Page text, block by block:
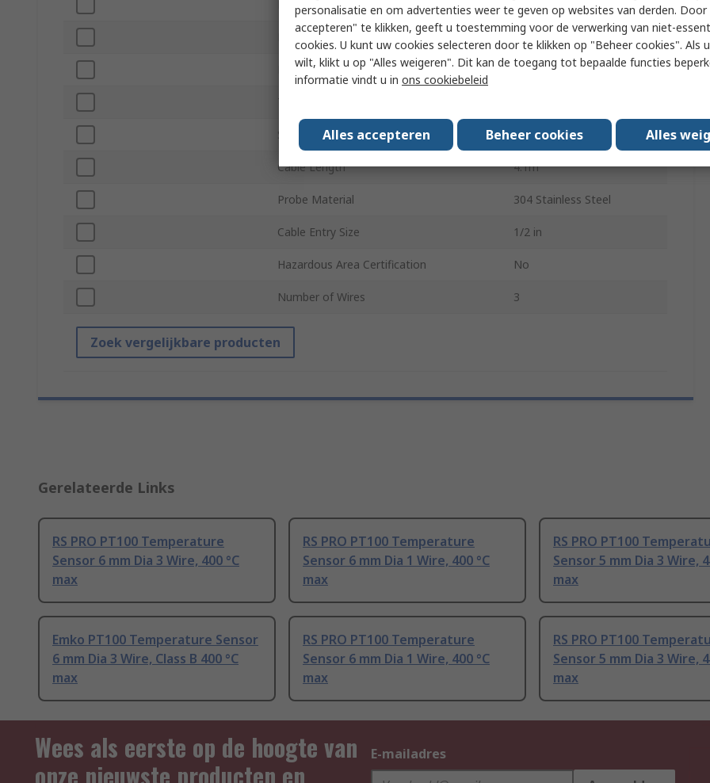
Probe Diameter 8mm
Minimum Temperature Sensed -50°C
Maximum Temperature Sensed 400°C
Termination Type
Series RTR-M08
Cable Length 4.1m
Probe Material 304 Stainless Steel
Cable Entry Size 1/2 in
Hazardous Area Certification No
Number of Wires 3
Zoek vergelijkbare producten
Gerelateerde Links
RS PRO PT100 Temperature
Sensor 6 mm Dia 3 Wire, 400 °C
max
RS PRO PT100 Temperature
Sensor 6 mm Dia 1 Wire, 400 °C
max
RS PRO PT100
Sensor 5 mm Dia 3 Wire,
max
Emko PT100 Temperature Sensor
6 mm Dia 3 Wire, Class B 400 °C
max
RS PRO PT100 Temperature
Sensor 6 mm Dia 1 Wire, 400 °C
max
RS PRO PT100
Sensor 5 mm Dia 3 Wire,
max
Wees als eerste op de hoogte van
onze nieuwste producten en
E-mailadres
personalisatie en om advertenties weer te geven op websites van derden. Door
accepteren" te klikken, geeft u toestemming voor de verwerking van niet-
cookies. U kunt uw cookies selecteren door te klikken op "Beheer cookies". Als
wilt, klikt u op "Alles weigeren". Dit kan de toegang tot bepaalde functies
informatie vindt u in ons cookiebeleid
Alles accepteren Beheer cookies Alles